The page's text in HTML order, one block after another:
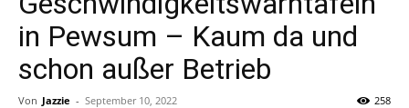
in Pewsum – Kaum da und
schon außer Betrieb
Von Jazzie - September 10, 2022 258